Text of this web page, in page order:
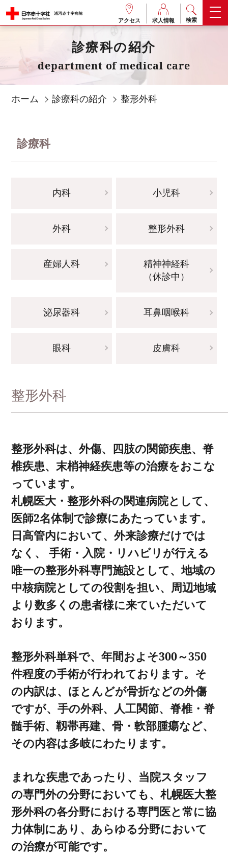
アクセス 求人情報 検索
診療科の紹介
department of medical care
ホーム 診療科の紹介 整形外科
診療科
内科 小児科
外科 整形外科
産婦人科
精神神経科
（休診中）
泌尿器科 耳鼻咽喉科
眼科 皮膚科
整形外科
整形外科は、外傷、四肢の関節疾患、脊
椎疾患、末梢神経疾患等の治療をおこな
っています。
札幌医大・整形外科の関連病院として、
医師2名体制で診療にあたっています。
日高管内において、外来診療だけでは
なく、 手術・入院・リハビリが行える
唯一の整形外科専門施設として、地域の
中核病院としての役割を担い、周辺地域
より数多くの患者様に来ていただいて
おります。
整形外科単科で、年間およそ300～350
件程度の手術が行われております。そ
の内訳は、ほとんどが骨折などの外傷
ですが、手の外科、人工関節、脊椎・脊
髄手術、靱帯再建、骨・軟部腫瘍など、
その内容は多岐にわたります。
まれな疾患であったり、当院スタッフ
の専門外の分野においても、札幌医大整
形外科の各分野における専門医と常に協
力体制にあり、あらゆる分野において
の治療が可能です。